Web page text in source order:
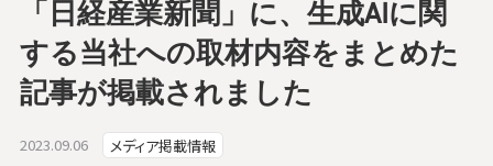
2023.09.06 メディア掲載情報
「日経産業新聞」に、生成AIに関
する当社への取材内容をまとめた
記事が掲載されました